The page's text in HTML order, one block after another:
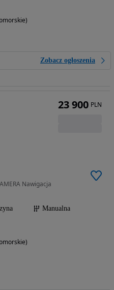
Zobacz ogłoszenia
Nawigacja
Manualna
23 900 PLN